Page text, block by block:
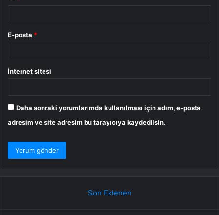
E-posta *
İnternet sitesi
Daha sonraki yorumlarımda kullanılması için adım, e-posta
adresim ve site adresim bu tarayıcıya kaydedilsin.
Son Eklenen